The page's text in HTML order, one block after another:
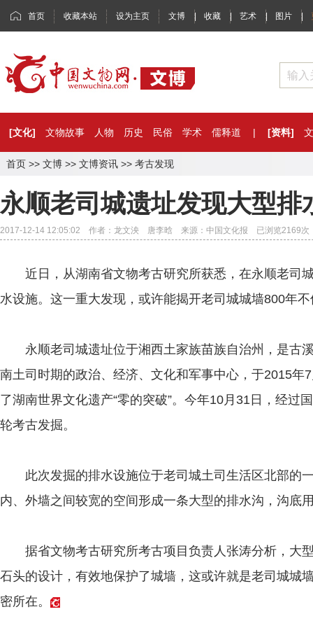
首页 收藏本站 设为主页 文博 | 收藏 | 艺术 | 图片 |
[文化] 文物故事 人物 历史 民俗 学术 儒释道 | [资料]
首页 >> 文博 >> 文博资讯 >> 考古发现
永顺老司城遗址发现大型排
2017-12-14 12:05:02 作者：龙文泱 唐李晗 来源：中国文化报 已浏览2169次
近日，从湖南省文物考古研究所获悉，在永顺老司
水设施。这一重大发现，或许能揭开老司城城墙800年
永顺老司城遗址位于湘西土家族苗族自治州，是古
南土司时期的政治、经济、文化和军事中心，于2015年
了湖南世界文化遗产“零的突破”。今年10月31日，经过
轮考古发掘。
此次发掘的排水设施位于老司城土司生活区北部的
内、外墙之间较宽的空间形成一条大型的排水沟，沟底
据省文物考古研究所考古项目负责人张涛分析，大
石头的设计，有效地保护了城墙，这或许就是老司城城
密所在。